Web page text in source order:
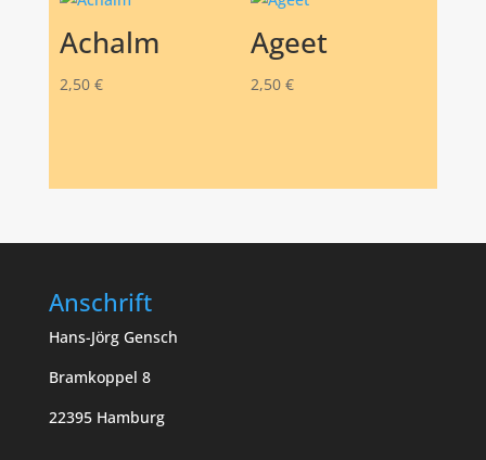
Achalm
2,50 €
Ageet
2,50 €
Anschrift
Hans-Jörg Gensch
Bramkoppel 8
22395 Hamburg